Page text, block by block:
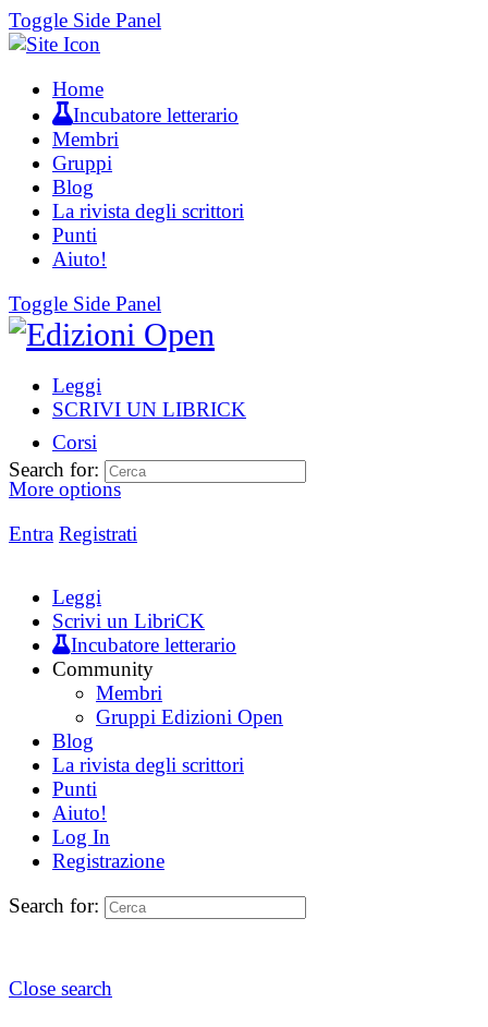
Toggle Side Panel
Home
Incubatore letterario
Membri
Gruppi
Blog
La rivista degli scrittori
Punti
Aiuto!
Toggle Side Panel
Leggi
SCRIVI UN LIBRICK
Corsi
More options
Entra Registrati
Search for:
Leggi
Scrivi un LibriCK
Incubatore letterario
Community
Membri
Gruppi Edizioni Open
Blog
La rivista degli scrittori
Punti
Aiuto!
Log In
Registrazione
Search for:
Close search